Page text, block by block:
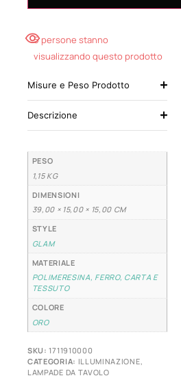
5 persone stanno
visualizzando questo prodotto
Misure e Peso Prodotto
Descrizione
PESO
1,15 KG
DIMENSIONI
39,00 × 15,00 × 15,00 CM
STYLE
GLAM
MATERIALE
POLIMERESINA, FERRO, CARTA E
TESSUTO
COLORE
ORO
SKU:1711910000
CATEGORIA: ILLUMINAZIONE
LAMPADE DA TAVOLO